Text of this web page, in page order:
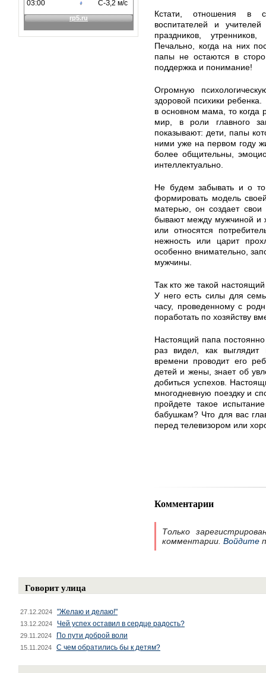
Кстати, отношения в
воспитателей и
праздников, утренников,
Печально, когда на них
папы не остаются в
поддержка и понимание!
Огромную
здоровой психики
в основном мама, то когда
мир, в роли главного
показывают: дети, папы
ними уже на первом году
более общительны,
интеллектуально.
Не будем забывать и о
формировать модель
матерью, он создает
бывают между мужчиной и
или относятся
нежность или царит
особенно внимательно,
мужчины.
Так кто же такой
У него есть силы для
часу, проведенному с
поработать по хозяйству
Настоящий папа
раз видел, как
времени проводит его
детей и жены, знает об
добиться успехов.
многодневную поездку и
пройдете такое
бабушкам? Что для вас
перед телевизором или
Комментарии
Только
комментарии. Войдите
Говорит улица
27.12.2024 "Желаю и делаю!"
13.12.2024 Чей успех оставил в сердце радость?
29.11.2024 По пути доброй воли
15.11.2024 С чем обратились бы к детям?